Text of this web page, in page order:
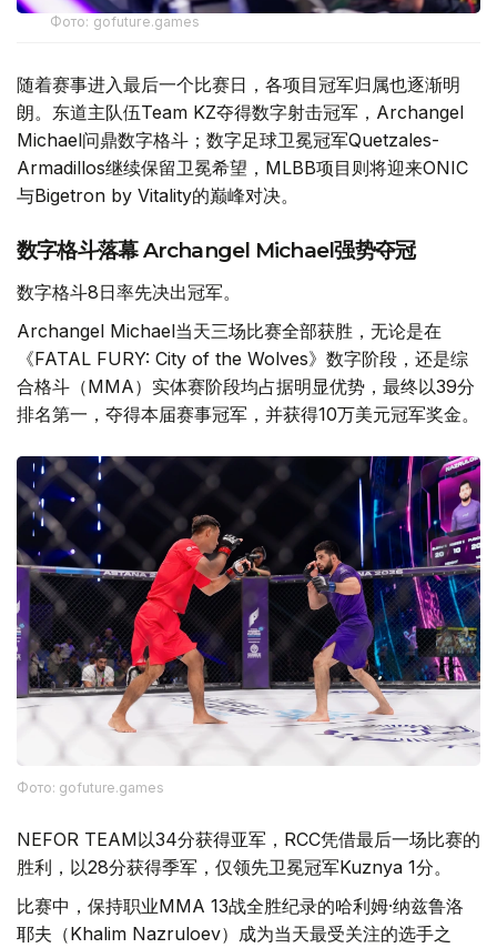
Фото: gofuture.games
随着赛事进入最后一个比赛日，各项目冠军归属也逐渐明
朗。东道主队伍Team KZ夺得数字射击冠军，Archangel
Michael问鼎数字格斗；数字足球卫冕冠军Quetzales-
Armadillos继续保留卫冕希望，MLBB项目则将迎来ONIC
与Bigetron by Vitality的巅峰对决。
数字格斗落幕 Archangel Michael强势夺冠
数字格斗8日率先决出冠军。
Archangel Michael当天三场比赛全部获胜，无论是在
《FATAL FURY: City of the Wolves》数字阶段，还是综
合格斗（MMA）实体赛阶段均占据明显优势，最终以39分
排名第一，夺得本届赛事冠军，并获得10万美元冠军奖金。
Фото: gofuture.games
NEFOR TEAM以34分获得亚军，RCC凭借最后一场比赛的
胜利，以28分获得季军，仅领先卫冕冠军Kuznya 1分。
比赛中，保持职业MMA 13战全胜纪录的哈利姆·纳兹鲁洛
耶夫（Khalim Nazruloev）成为当天最受关注的选手之